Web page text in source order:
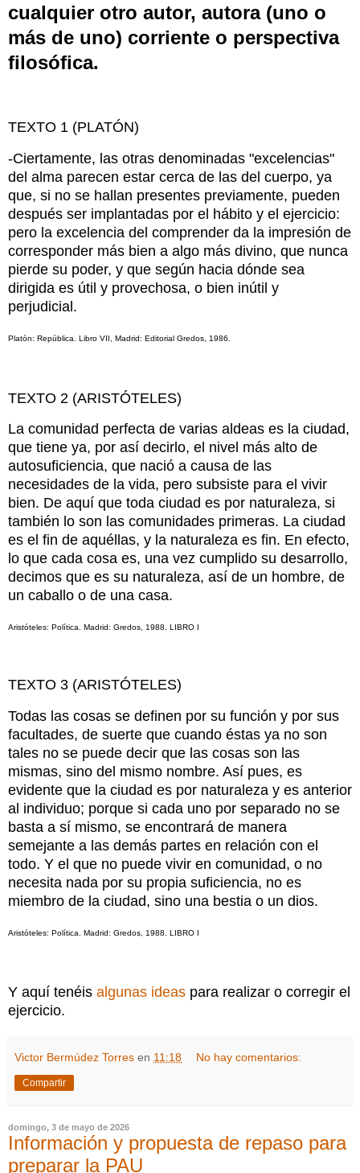
cualquier otro autor, autora (uno o
más de uno) corriente o perspectiva
filosófica.
TEXTO 1 (PLATÓN)
-Ciertamente, las otras denominadas "excelencias"
del alma parecen estar cerca de las del cuerpo, ya
que, si no se hallan presentes previamente, pueden
después ser implantadas por el hábito y el ejercicio:
pero la excelencia del comprender da la impresión de
corresponder más bien a algo más divino, que nunca
pierde su poder, y que según hacia dónde sea
dirigida es útil y provechosa, o bien inútil y
perjudicial.
Platón: República. Libro VII, Madrid: Editorial Gredos, 1986.
TEXTO 2 (ARISTÓTELES)
La comunidad perfecta de varias aldeas es la ciudad,
que tiene ya, por así decirlo, el nivel más alto de
autosuficiencia, que nació a causa de las
necesidades de la vida, pero subsiste para el vivir
bien. De aquí que toda ciudad es por naturaleza, si
también lo son las comunidades primeras. La ciudad
es el fin de aquéllas, y la naturaleza es fin. En efecto,
lo que cada cosa es, una vez cumplido su desarrollo,
decimos que es su naturaleza, así de un hombre, de
un caballo o de una casa.
Aristóteles: Política. Madrid: Gredos, 1988. LIBRO I
TEXTO 3 (ARISTÓTELES)
Todas las cosas se definen por su función y por sus
facultades, de suerte que cuando éstas ya no son
tales no se puede decir que las cosas son las
mismas, sino del mismo nombre. Así pues, es
evidente que la ciudad es por naturaleza y es anterior
al individuo; porque si cada uno por separado no se
basta a sí mismo, se encontrará de manera
semejante a las demás partes en relación con el
todo. Y el que no puede vivir en comunidad, o no
necesita nada por su propia suficiencia, no es
miembro de la ciudad, sino una bestia o un dios.
Aristóteles: Política. Madrid: Gredos, 1988. LIBRO I
Y aquí tenéis algunas ideas para realizar o corregir el
ejercicio.
Victor Bermúdez Torres en 11:18 No hay comentarios:
Compartir
domingo, 3 de mayo de 2026
Información y propuesta de repaso para
preparar la PAU